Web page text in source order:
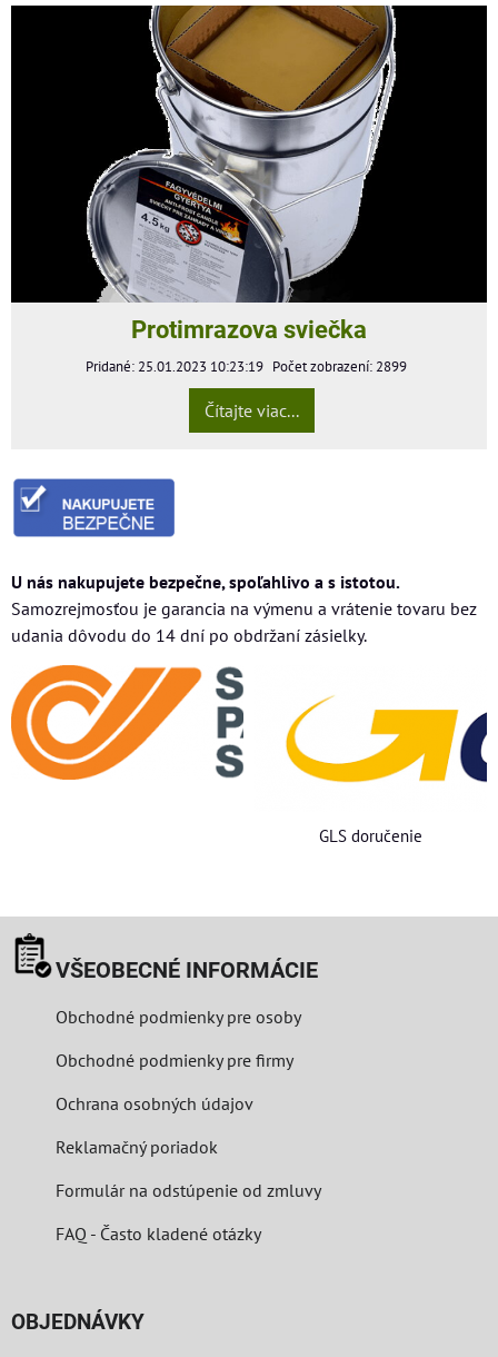
Protimrazova sviečka
Pridané: 25.01.2023 10:23:19 Počet zobrazení: 2899
Čítajte viac...
U nás nakupujete bezpečne, spoľahlivo a s istotou.
Samozrejmosťou je garancia na výmenu a vrátenie tovaru bez
udania dôvodu do 14 dní po obdržaní zásielky.
GLS doručenie
VŠEOBECNÉ INFORMÁCIE
Obchodné podmienky pre osoby
Obchodné podmienky pre firmy
Ochrana osobných údajov
Reklamačný poriadok
Formulár na odstúpenie od zmluvy
FAQ - Často kladené otázky
OBJEDNÁVKY